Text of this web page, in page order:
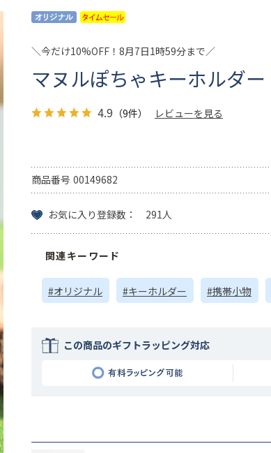
＼今だけ10%OFF！8月7日1時59分まで／
マヌルぽちゃキーホルダー
4.9 （9件） レビューを見る
商品番号 00149682
お気に入り登録数： 291人
関連キーワード
#オリジナル #キーホルダー #携帯小物
この商品のギフトラッピング対応